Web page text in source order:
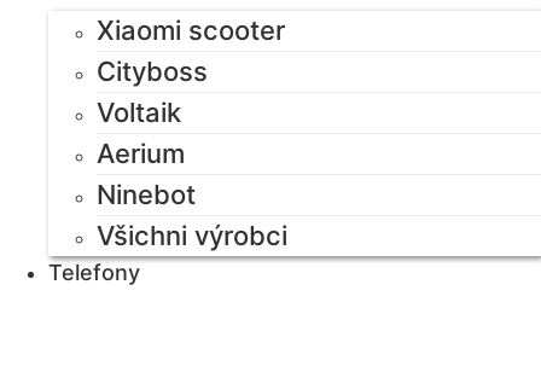
Xiaomi scooter
Cityboss
Voltaik
Aerium
Ninebot
Všichni výrobci
Telefony